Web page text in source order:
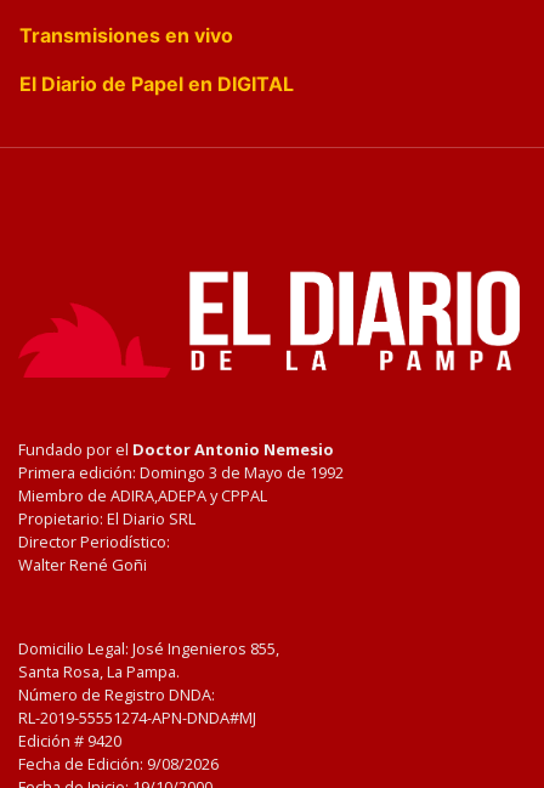
Transmisiones en vivo
El Diario de Papel en DIGITAL
Fundado por el Doctor Antonio Nemesio
Primera edición: Domingo 3 de Mayo de 1992
Miembro de ADIRA,ADEPA y CPPAL
Propietario: El Diario SRL
Director Periodístico:
Walter René Goñi
Domicilio Legal: José Ingenieros 855,
Santa Rosa, La Pampa.
Número de Registro DNDA:
RL-2019-55551274-APN-DNDA#MJ
Edición # 9420
Fecha de Edición: 9/08/2026